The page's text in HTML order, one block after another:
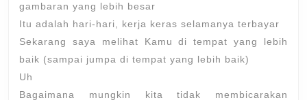
gambaran yang lebih besar
Itu adalah hari-hari, kerja keras selamanya terbayar
Sekarang saya melihat Kamu di tempat yang lebih
baik (sampai jumpa di tempat yang lebih baik)
Uh
Bagaimana mungkin kita tidak membicarakan